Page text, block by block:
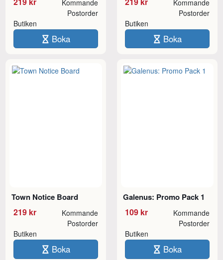
Kommande
Butiken
Postorder
Boka
Kommande
Butiken
Postorder
Boka
Town Notice Board
219 kr Kommande
Butiken
Postorder
Boka
Galenus: Promo Pack 1
109 kr Kommande
Butiken
Postorder
Boka